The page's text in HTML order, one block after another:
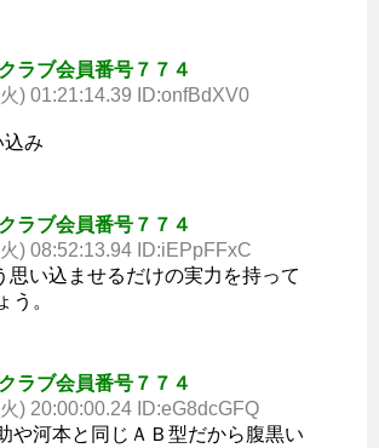
ラブ会員番号７７４
) 01:21:14.39 ID:onfBdXV0
込み
ラブ会員番号７７４
) 08:52:13.94 ID:iEPpFFxC
い込ませるだけの実力を持って
う。
ラブ会員番号７７４
) 20:00:00.24 ID:eG8dcGFQ
や河本と同じＡＢ型だから腹黒い